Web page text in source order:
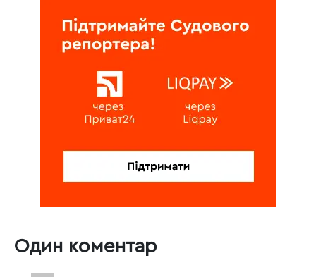
Один коментар